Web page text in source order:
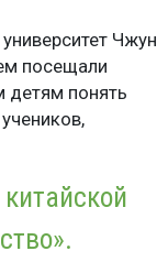
Чжун
посещали
понять